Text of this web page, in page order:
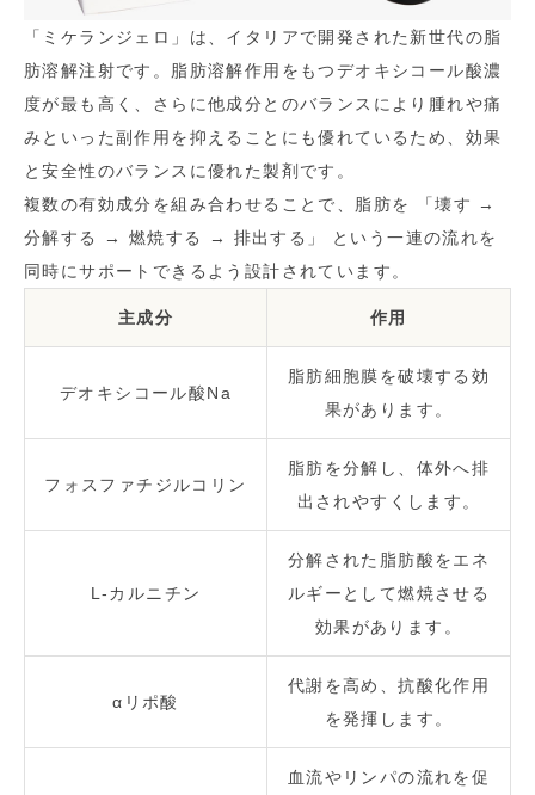
「ミケランジェロ」は、イタリアで開発された新世代の脂
肪溶解注射です。脂肪溶解作用をもつデオキシコール酸濃
度が最も高く、さらに他成分とのバランスにより腫れや痛
みといった副作用を抑えることにも優れているため、効果
と安全性のバランスに優れた製剤です。
複数の有効成分を組み合わせることで、脂肪を 「壊す →
分解する → 燃焼する → 排出する」 という一連の流れを
同時にサポートできるよう設計されています。
主成分 作用
デオキシコール酸Na
脂肪細胞膜を破壊する効
果があります。
フォスファチジルコリン
脂肪を分解し、体外へ排
出されやすくします。
L-カルニチン
分解された脂肪酸をエネ
ルギーとして燃焼させる
効果があります。
αリポ酸
代謝を高め、抗酸化作用
を発揮します。
血流やリンパの流れを促